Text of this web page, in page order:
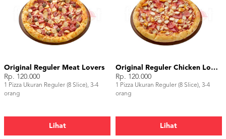
Original Reguler Meat Lovers
Rp. 120.000
1 Pizza Ukuran Reguler (8 Slice), 3-4
orang
Lihat
Original Reguler Chicken Lovers
Rp. 120.000
1 Pizza Ukuran Reguler (8 Slice), 3-4
orang
Lihat